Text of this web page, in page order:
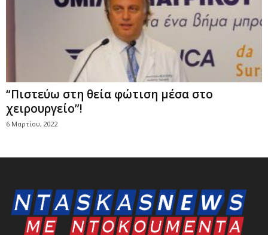
“Πιστεύω στη θεία φώτιση μέσα στο
χειρουργείο”!
6 Μαρτίου, 2022